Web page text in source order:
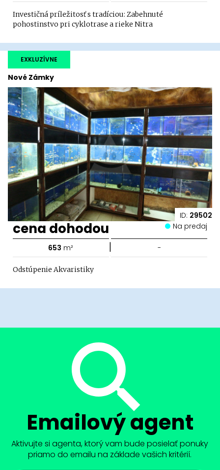
Investičná príležitosť s tradíciou: Zabehnuté
pohostinstvo pri cyklotrase a rieke Nitra
ID: 29502
Nové Zámky
EXKLUZÍVNE
cena dohodou Na predaj
653 m² | -
Odstúpenie Akvaristiky
Emailový agent
Aktivujte si agenta, ktorý vam bude posielať ponuky
priamo do emailu na základe vašich kritérií.